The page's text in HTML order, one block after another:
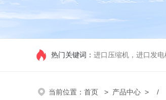
热门关键词： 进口压缩机，进口发
当前位置： 首页 > 产品中心 > / /